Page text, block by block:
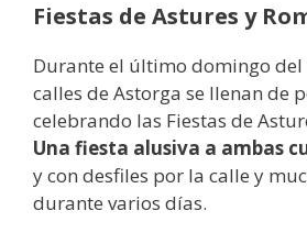
Fiestas de Astures y
Durante el último domingo del
calles de Astorga se llenan de
celebrando las Fiestas de
Una fiesta alusiva a ambas
y con desfiles por la calle y
durante varios días.